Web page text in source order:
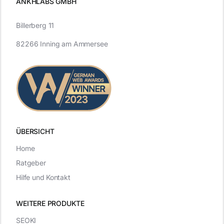
ÜBERSICHT
WEITERE PRODUKTE
Billerberg 11
82266 Inning am Ammersee
SEOKI
Home
Ratgeber
Hilfe und Kontakt